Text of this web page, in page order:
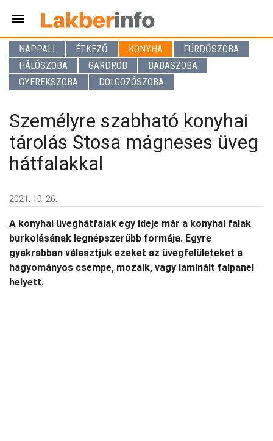
NAPPALI ÉTKEZŐ KONYHA
FÜRDŐSZOBA
HÁLÓSZOBA
GARDRÓB
BABASZOBA
GYEREKSZOBA
DOLGOZÓSZOBA
Személyre szabható konyhai
tárolás Stosa mágneses üveg
hátfalakkal
2021. 10. 26.
A konyhai üveghátfalak egy ideje már a konyhai falak
burkolásának legnépszerűbb formája. Egyre
gyakrabban választjuk ezeket az üvegfelületeket a
hagyományos csempe, mozaik, vagy laminált falpanel
helyett.